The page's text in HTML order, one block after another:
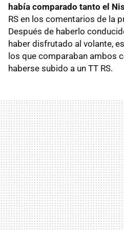
había comparado tanto el
RS en los comentarios de la
Después de haberlo
haber disfrutado al volante,
los que comparaban ambos
haberse subido a un TT RS.